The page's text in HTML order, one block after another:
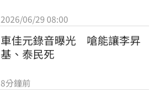
2026/06/29 08:00
車佳元錄音曝光　嗆能讓李昇
基、泰民死
8分鐘前